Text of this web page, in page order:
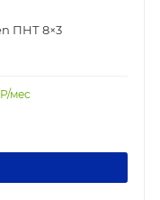
ПНТ 8×3
Р/мес